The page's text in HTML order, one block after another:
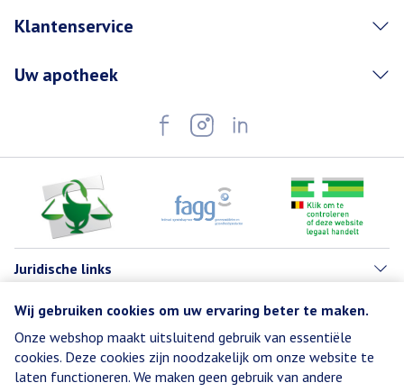
Wij gebruiken cookies om uw ervaring beter te maken.
Onze webshop maakt uitsluitend gebruik van essentiële
cookies. Deze cookies zijn noodzakelijk om onze website te
laten functioneren. We maken geen gebruik van andere
Klantenservice
Uw apotheek
Juridische links